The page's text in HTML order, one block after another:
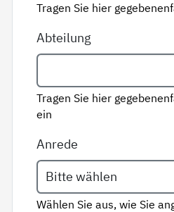
Tragen Sie hier
Abteilung
Tragen Sie hier
ein
Anrede
Wählen Sie aus, wie Sie